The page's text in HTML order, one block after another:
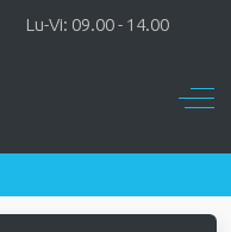
Lu-Vi: 09.00 - 14.00
Off-